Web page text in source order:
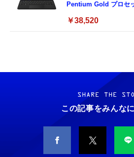
Pentium Gold プロセ
Bluetooth5.0／USB-C
￥38,520
Grithope イヤホン タ
耐久性】 有線イヤホ
ノイズ低減 重低音 遅延
￥949
タイプc 寝ホンイヤホ
睡眠用イヤホン 【音質
霊界コミュニケーショ
WARASHI ばけたん ワ
￥5,400
M10SR AIペット（コ
ト）
SHARE THE
この記事をみんな